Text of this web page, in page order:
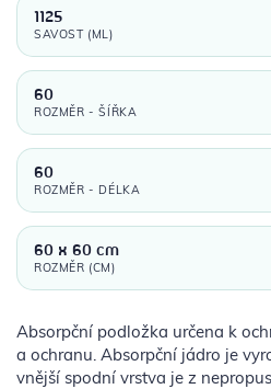
1125
SAVOST (ML)
60
ROZMĚR - ŠÍŘKA
60
ROZMĚR - DÉLKA
60 x 60 cm
ROZMĚR (CM)
Absorpční podložka určena k
a ochranu. Absorpční jádro je
vnější spodní vrstva je z